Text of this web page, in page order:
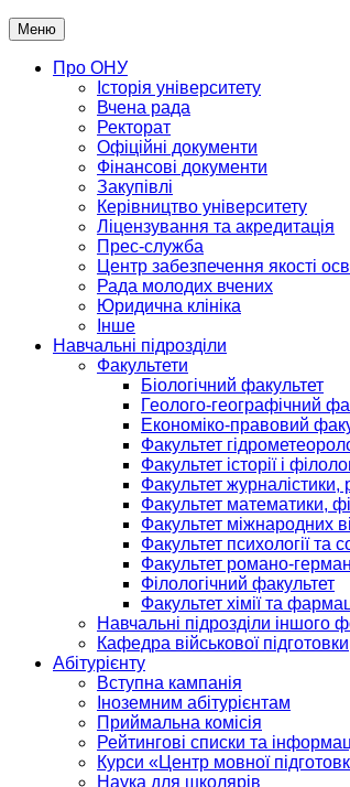
Меню
Про ОНУ
Історія університету
Вчена рада
Ректорат
Офіційні документи
Фінансові документи
Закупівлі
Керівництво університету
Ліцензування та акредитація
Прес-служба
Центр забезпечення якості
Рада молодих вчених
Юридична клініка
Інше
Навчальні підрозділи
Факультети
Біологічний факультет
Геолого-географічний
Економіко-правовий
Факультет
Факультет історії і
Факультет
Факультет математики,
Факультет міжнародних
Факультет психології та
Факультет романо-
Філологічний факультет
Факультет хімії та
Навчальні підрозділи іншого
Кафедра військової підготовки
Абітурієнту
Вступна кампанія
Іноземним абітурієнтам
Приймальна комісія
Рейтингові списки та
Курси «Центр мовної
Наука для школярів